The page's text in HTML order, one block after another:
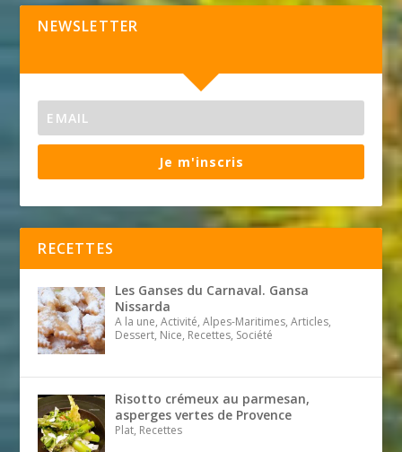
NEWSLETTER
Je m'inscris
RECETTES
Les Ganses du Carnaval. Gansa
Nissarda
A la une, Activité, Alpes-Maritimes, Articles,
Dessert, Nice, Recettes, Société
Risotto crémeux au parmesan,
asperges vertes de Provence
Plat, Recettes